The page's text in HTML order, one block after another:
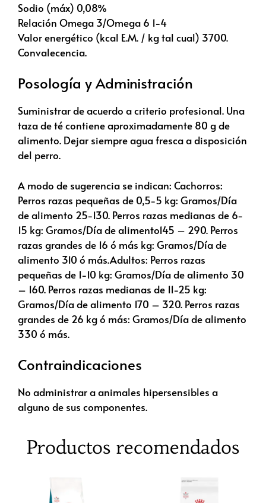
Sodio (máx) 0,08%
Relación Omega 3/Omega 6 1-4
Valor energético (kcal E.M. / kg tal cual) 3700.
Convalecencia.
Posología y Administración
Suministrar de acuerdo a criterio profesional. Una
taza de té contiene aproximadamente 80 g de
alimento. Dejar siempre agua fresca a disposición
del perro.
A modo de sugerencia se indican: Cachorros:
Perros razas pequeñas de 0,5-5 kg: Gramos/Día
de alimento 25-130. Perros razas medianas de 6-
15 kg: Gramos/Día de alimento145 – 290. Perros
razas grandes de 16 ó más kg: Gramos/Día de
alimento 310 ó más.Adultos: Perros razas
pequeñas de 1-10 kg: Gramos/Día de alimento 30
– 160. Perros razas medianas de 11-25 kg:
Gramos/Día de alimento 170 – 320. Perros razas
grandes de 26 kg ó más: Gramos/Día de alimento
330 ó más.
Contraindicaciones
No administrar a animales hipersensibles a
alguno de sus componentes.
Productos recomendados